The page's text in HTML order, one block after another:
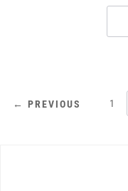
PAGINATION
← PREVIOUS 1